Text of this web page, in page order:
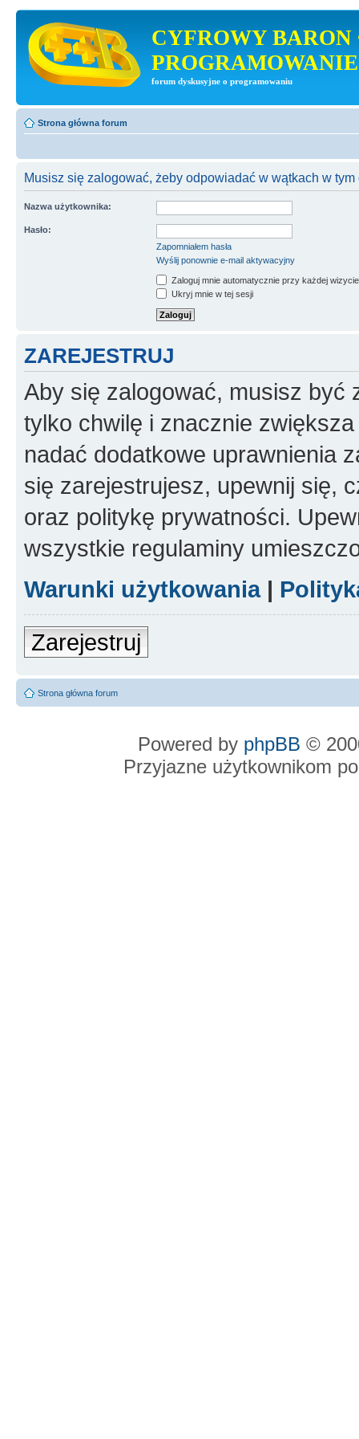
CYFROWY BARON
PROGRAMOWANIE
forum dyskusyjne o programowaniu
Strona główna forum
Musisz się zalogować, żeby odpowiadać w wątkach w tym
Nazwa użytkownika:
Hasło:
Zapomniałem hasła
Wyślij ponownie e-mail aktywacyjny
Zaloguj mnie automatycznie przy każdej wizycie
Ukryj mnie w tej sesji
ZAREJESTRUJ
Aby się zalogować, musisz być
tylko chwilę i znacznie
nadać dodatkowe uprawnienia
się zarejestrujesz, upewnij się,
oraz politykę prywatności.
wszystkie regulaminy
Warunki użytkowania|
Zarejestruj
Strona główna forum
Powered by phpBB ©
Przyjazne użytkownikom